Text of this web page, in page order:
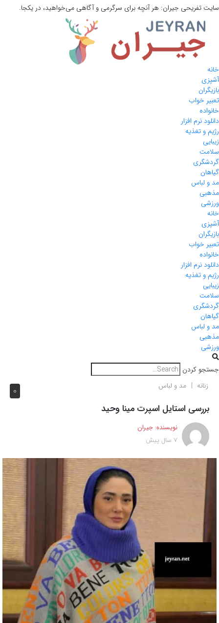
سایت تفریحی جیران: هر آنچه برای سرگرمی و آگاهی می‌خواهید، در یکجا.
خانه
آشپزی
بازیگران
تعبیر خواب
خانواده
دانلود نرم افزار
رژیم و تغذیه
زیبایی
سلامت
گردشگری
گیاهان
مد و لباس
مذهبی
ورزشی
خانه
آشپزی
بازیگران
تعبیر خواب
خانواده
دانلود نرم افزار
رژیم و تغذیه
زیبایی
سلامت
گردشگری
گیاهان
مد و لباس
مذهبی
ورزشی
جستجو کردن
0 زنانه مد و لباس
بررسی استایل اسپرت مینا وحید
نویسنده: جیران
7 سال پیش